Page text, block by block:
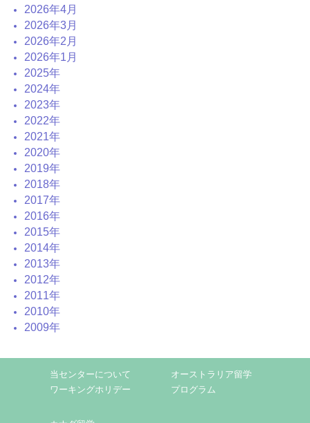
2026年4月
2026年3月
2026年2月
2026年1月
2025年
2024年
2023年
2022年
2021年
2020年
2019年
2018年
2017年
2016年
2015年
2014年
2013年
2012年
2011年
2010年
2009年
当センターについて
ワーキングホリデー
オーストラリア留学
プログラム